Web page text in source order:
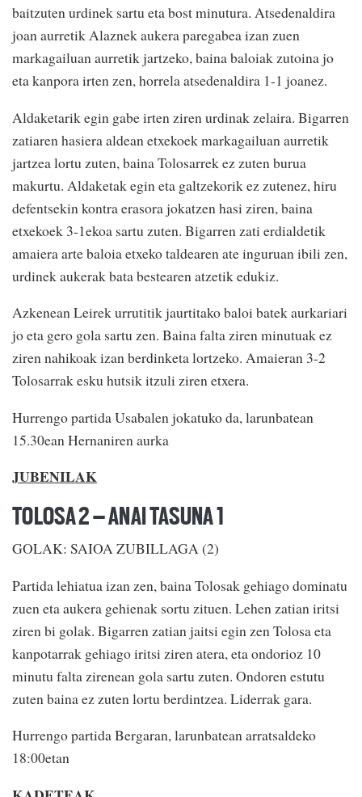
baitzuten urdinek sartu eta bost minutura. Atsedenaldira
joan aurretik Alaznek aukera paregabea izan zuen
markagailuan aurretik jartzeko, baina baloiak zutoina jo
eta kanpora irten zen, horrela atsedenaldira 1-1 joanez.
Aldaketarik egin gabe irten ziren urdinak zelaira. Bigarren
zatiaren hasiera aldean etxekoek markagailuan aurretik
jartzea lortu zuten, baina Tolosarrek ez zuten burua
makurtu. Aldaketak egin eta galtzekorik ez zutenez, hiru
defentsekin kontra erasora jokatzen hasi ziren, baina
etxekoek 3-1ekoa sartu zuten. Bigarren zati erdialdetik
amaiera arte baloia etxeko taldearen ate inguruan ibili zen,
urdinek aukerak bata bestearen atzetik edukiz.
Azkenean Leirek urrutitik jaurtitako baloi batek aurkariari
jo eta gero gola sartu zen. Baina falta ziren minutuak ez
ziren nahikoak izan berdinketa lortzeko. Amaieran 3-2
Tolosarrak esku hutsik itzuli ziren etxera.
Hurrengo partida Usabalen jokatuko da, larunbatean
15.30ean Hernaniren aurka
JUBENILAK
TOLOSA 2 – ANAI TASUNA 1
GOLAK: SAIOA ZUBILLAGA (2)
Partida lehiatua izan zen, baina Tolosak gehiago dominatu
zuen eta aukera gehienak sortu zituen. Lehen zatian iritsi
ziren bi golak. Bigarren zatian jaitsi egin zen Tolosa eta
kanpotarrak gehiago iritsi ziren atera, eta ondorioz 10
minutu falta zirenean gola sartu zuten. Ondoren estutu
zuten baina ez zuten lortu berdintzea. Liderrak gara.
Hurrengo partida Bergaran, larunbatean arratsaldeko
18:00etan